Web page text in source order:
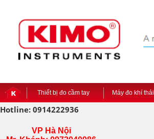
Thiết bị đo cầm tay Máy đo khí thải
Hotline: 0914222936
VP Hà Nội